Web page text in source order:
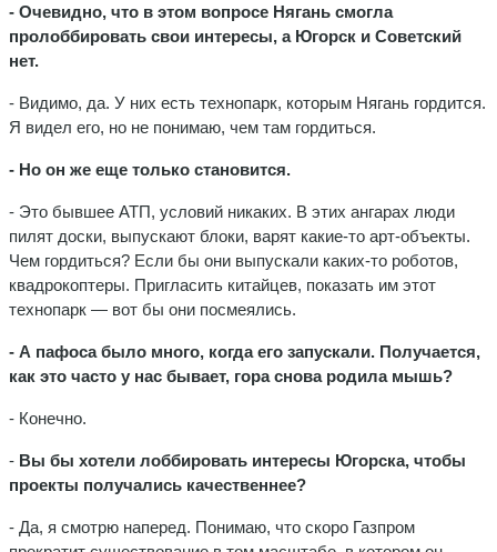
- Очевидно, что в этом вопросе Нягань смогла
пролоббировать свои интересы, а Югорск и Советский
нет.
- Видимо, да. У них есть технопарк, которым Нягань гордится.
Я видел его, но не понимаю, чем там гордиться.
- Но он же еще только становится.
- Это бывшее АТП, условий никаких. В этих ангарах люди
пилят доски, выпускают блоки, варят какие-то арт-объекты.
Чем гордиться? Если бы они выпускали каких-то роботов,
квадрокоптеры. Пригласить китайцев, показать им этот
технопарк — вот бы они посмеялись.
- А пафоса было много, когда его запускали. Получается,
как это часто у нас бывает, гора снова родила мышь?
- Конечно.
- Вы бы хотели лоббировать интересы Югорска, чтобы
проекты получались качественнее?
- Да, я смотрю наперед. Понимаю, что скоро Газпром